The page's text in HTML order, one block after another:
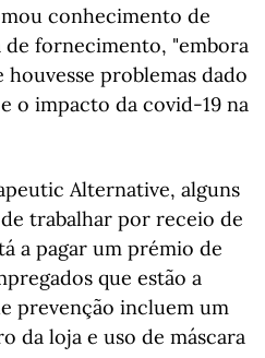
conhecimento de
fornecimento, "embora
houvesse problemas dado
o impacto da covid-19 na
Alternative, alguns
trabalhar por receio de
a pagar um prémio de
que estão a
prevenção incluem um
da loja e uso de máscara